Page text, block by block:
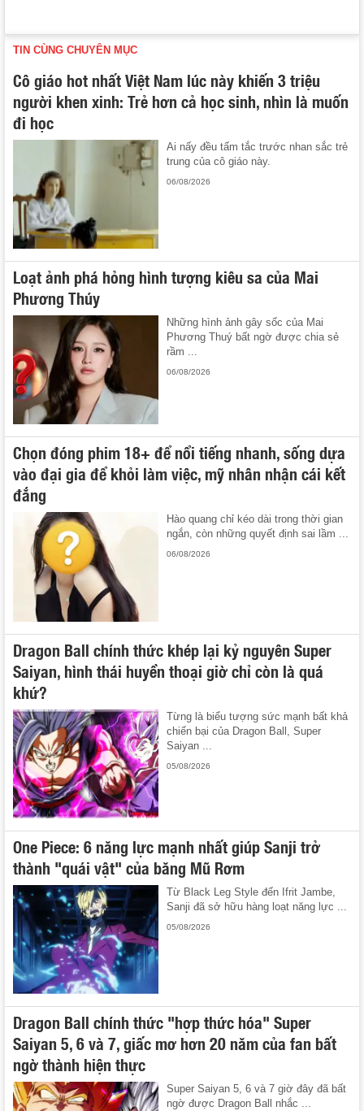
TIN CÙNG CHUYÊN MỤC
Cô giáo hot nhất Việt Nam lúc này khiến 3 triệu
người khen xinh: Trẻ hơn cả học sinh, nhìn là muốn
đi học
Ai nấy đều tấm tắc trước nhan sắc trẻ
trung của cô giáo này.
06/08/2026
Loạt ảnh phá hỏng hình tượng kiêu sa của Mai
Phương Thúy
Những hình ảnh gây sốc của Mai
Phương Thuý bất ngờ được chia sẻ
rầm ...
06/08/2026
Chọn đóng phim 18+ để nổi tiếng nhanh, sống dựa
vào đại gia để khỏi làm việc, mỹ nhân nhận cái kết
đắng
Hào quang chỉ kéo dài trong thời gian
ngắn, còn những quyết định sai lầm ...
06/08/2026
Dragon Ball chính thức khép lại kỷ nguyên Super
Saiyan, hình thái huyền thoại giờ chỉ còn là quá
khứ?
Từng là biểu tượng sức mạnh bất khả
chiến bại của Dragon Ball, Super
Saiyan ...
05/08/2026
One Piece: 6 năng lực mạnh nhất giúp Sanji trở
thành "quái vật" của băng Mũ Rơm
Từ Black Leg Style đến Ifrit Jambe,
Sanji đã sở hữu hàng loạt năng lực ...
05/08/2026
Dragon Ball chính thức "hợp thức hóa" Super
Saiyan 5, 6 và 7, giấc mơ hơn 20 năm của fan bất
ngờ thành hiện thực
Super Saiyan 5, 6 và 7 giờ đây đã bất
ngờ được Dragon Ball nhắc ...